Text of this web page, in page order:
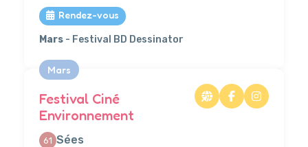
Rendez-vous
Mars - Festival BD Dessinator
Mars
Festival Ciné
Environnement
61 Sées